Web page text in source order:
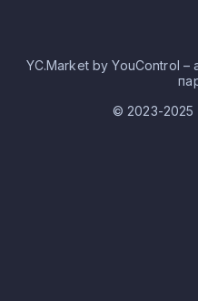
YC.Market by YouControl –
© 2023-2025